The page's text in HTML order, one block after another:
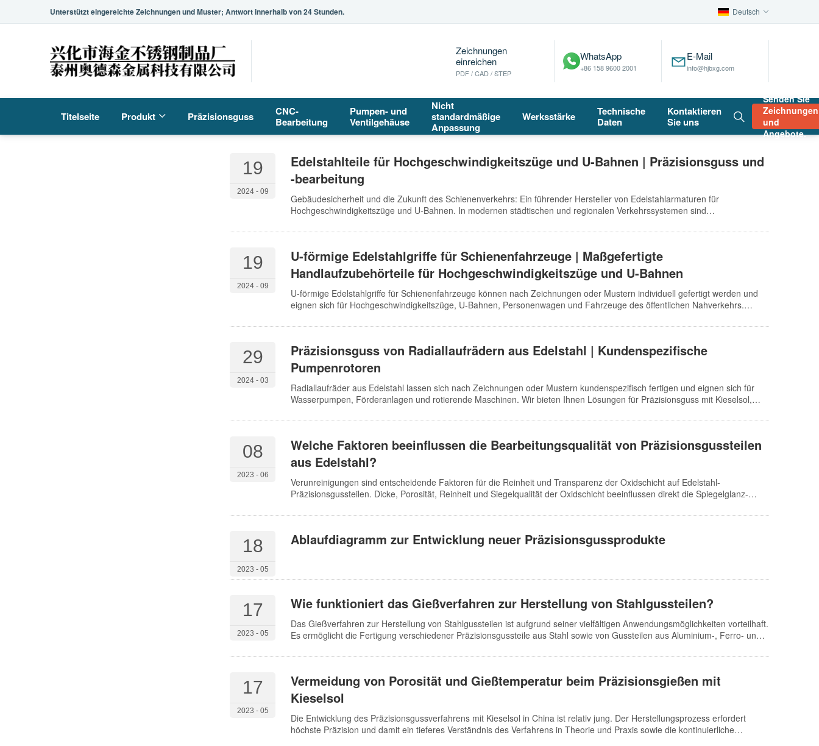
Unterstützt eingereichte Zeichnungen und Muster; Antwort innerhalb von 24 Stunden. Deutsch
Zeichnungen
einreichen
PDF / CAD / STEP
WhatsApp
+86 158 9600 2001
E-Mail
info@hjbxg.com
Titelseite Produkt Präzisionsguss
CNC-
Bearbeitung
Pumpen- und
Ventilgehäuse
Nicht
standardmäßige
Anpassung
Werksstärke
Technische
Daten
Kontaktieren
Sie uns
Senden Sie
Zeichnungen
und
Angebote.
19
2024 - 09
Edelstahlteile für Hochgeschwindigkeitszüge und U-Bahnen | Präzisionsguss und
-bearbeitung
Gebäudesicherheit und die Zukunft des Schienenverkehrs: Ein führender Hersteller von Edelstahlarmaturen für
Hochgeschwindigkeitszüge und U-Bahnen. In modernen städtischen und regionalen Verkehrssystemen sind
Schutz tragen.
19
2024 - 09
U-förmige Edelstahlgriffe für Schienenfahrzeuge | Maßgefertigte
Handlaufzubehörteile für Hochgeschwindigkeitszüge und U-Bahnen
U-förmige Edelstahlgriffe für Schienenfahrzeuge können nach Zeichnungen oder Mustern individuell gefertigt werden und
eignen sich für Hochgeschwindigkeitszüge, U-Bahnen, Personenwagen und Fahrzeuge des öffentlichen Nahverkehrs.
Menge, Befestigungsgewinden, Endverbindungen, Maßgenauigkeit und Prüfanforderungen bewertet.
29
2024 - 03
Präzisionsguss von Radiallaufrädern aus Edelstahl | Kundenspezifische
Pumpenrotoren
Radiallaufräder aus Edelstahl lassen sich nach Zeichnungen oder Mustern kundenspezifisch fertigen und eignen sich für
Wasserpumpen, Förderanlagen und rotierende Maschinen. Wir bieten Ihnen Lösungen für Präzisionsguss mit Kieselsol,
Auswuchtung, Passungspositionen und Prüfanforderungen.
08
2023 - 06
Welche Faktoren beeinflussen die Bearbeitungsqualität von Präzisionsgussteilen
aus Edelstahl?
Verunreinigungen sind entscheidende Faktoren für die Reinheit und Transparenz der Oxidschicht auf Edelstahl-
Präzisionsgussteilen. Dicke, Porosität, Reinheit und Siegelqualität der Oxidschicht beeinflussen direkt die Spiegelglanz-
und damit die Transparenz des Gussteils. Um eine Spiegelglanz-Oberfläche auf Edelstahl-Präzisionsgussteilen zu
Reinheit und Siegelqualität der Schicht sorgfältig kontrolliert werden, um die Auswirkungen auf die Verarbeitung zu
18
2023 - 05
Ablaufdiagramm zur Entwicklung neuer Präzisionsgussprodukte
17
2023 - 05
Wie funktioniert das Gießverfahren zur Herstellung von Stahlgussteilen?
Das Gießverfahren zur Herstellung von Stahlgussteilen ist aufgrund seiner vielfältigen Anwendungsmöglichkeiten vorteilhaft.
Es ermöglicht die Fertigung verschiedener Präzisionsgussteile aus Stahl sowie von Gussteilen aus Aluminium-, Ferro- und
einzig praktikable Umformverfahren. Stahlgussteile weisen eine hohe Maßgenauigkeit auf, die in der Regel die von
gute Gesamtwirtschaftlichkeit gewährleistet. Der Energie- und Materialverbrauch sowie die Produktionskosten sind im
Vergleich zu anderen Metallumformverfahren unübertroffen. Stahlguss hat einen hohen Schmelzpunkt…
17
2023 - 05
Vermeidung von Porosität und Gießtemperatur beim Präzisionsgießen mit
Kieselsol
Die Entwicklung des Präzisionsgussverfahrens mit Kieselsol in China ist relativ jung. Der Herstellungsprozess erfordert
höchste Präzision und damit ein tieferes Verständnis des Verfahrens in Theorie und Praxis sowie die kontinuierliche